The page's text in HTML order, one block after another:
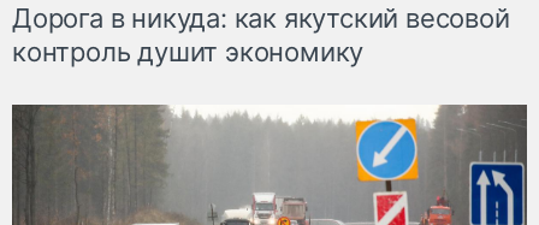
Дорога в никуда: как якутский весовой
контроль душит экономику